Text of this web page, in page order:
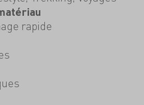
rapide